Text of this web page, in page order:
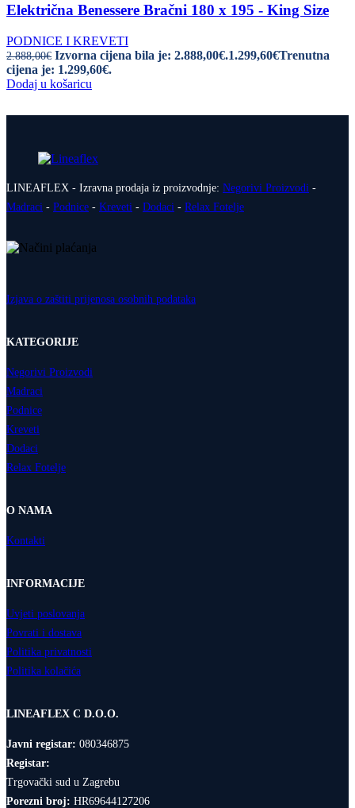
Električna Benessere Bračni 180 x 195 - King Size
PODNICE I KREVETI
2.888,00€ Izvorna cijena bila je: 2.888,00€.1.299,60€Trenutna
cijena je: 1.299,60€.
Dodaj u košaricu
LINEAFLEX - Izravna prodaja iz proizvodnje: Negorivi Proizvodi -
Madraci - Podnice - Kreveti - Dodaci - Relax Fotelje
Izjava o zaštiti prijenosa osobnih podataka
KATEGORIJE
Negorivi Proizvodi
Madraci
Podnice
Kreveti
Dodaci
Relax Fotelje
O NAMA
Kontakti
INFORMACIJE
Uvjeti poslovanja
Povrati i dostava
Politika privatnosti
Politika kolačića
LINEAFLEX C D.O.O.
Javni registar: 080346875
Registar:
Trgovački sud u Zagrebu
Porezni broj: HR69644127206